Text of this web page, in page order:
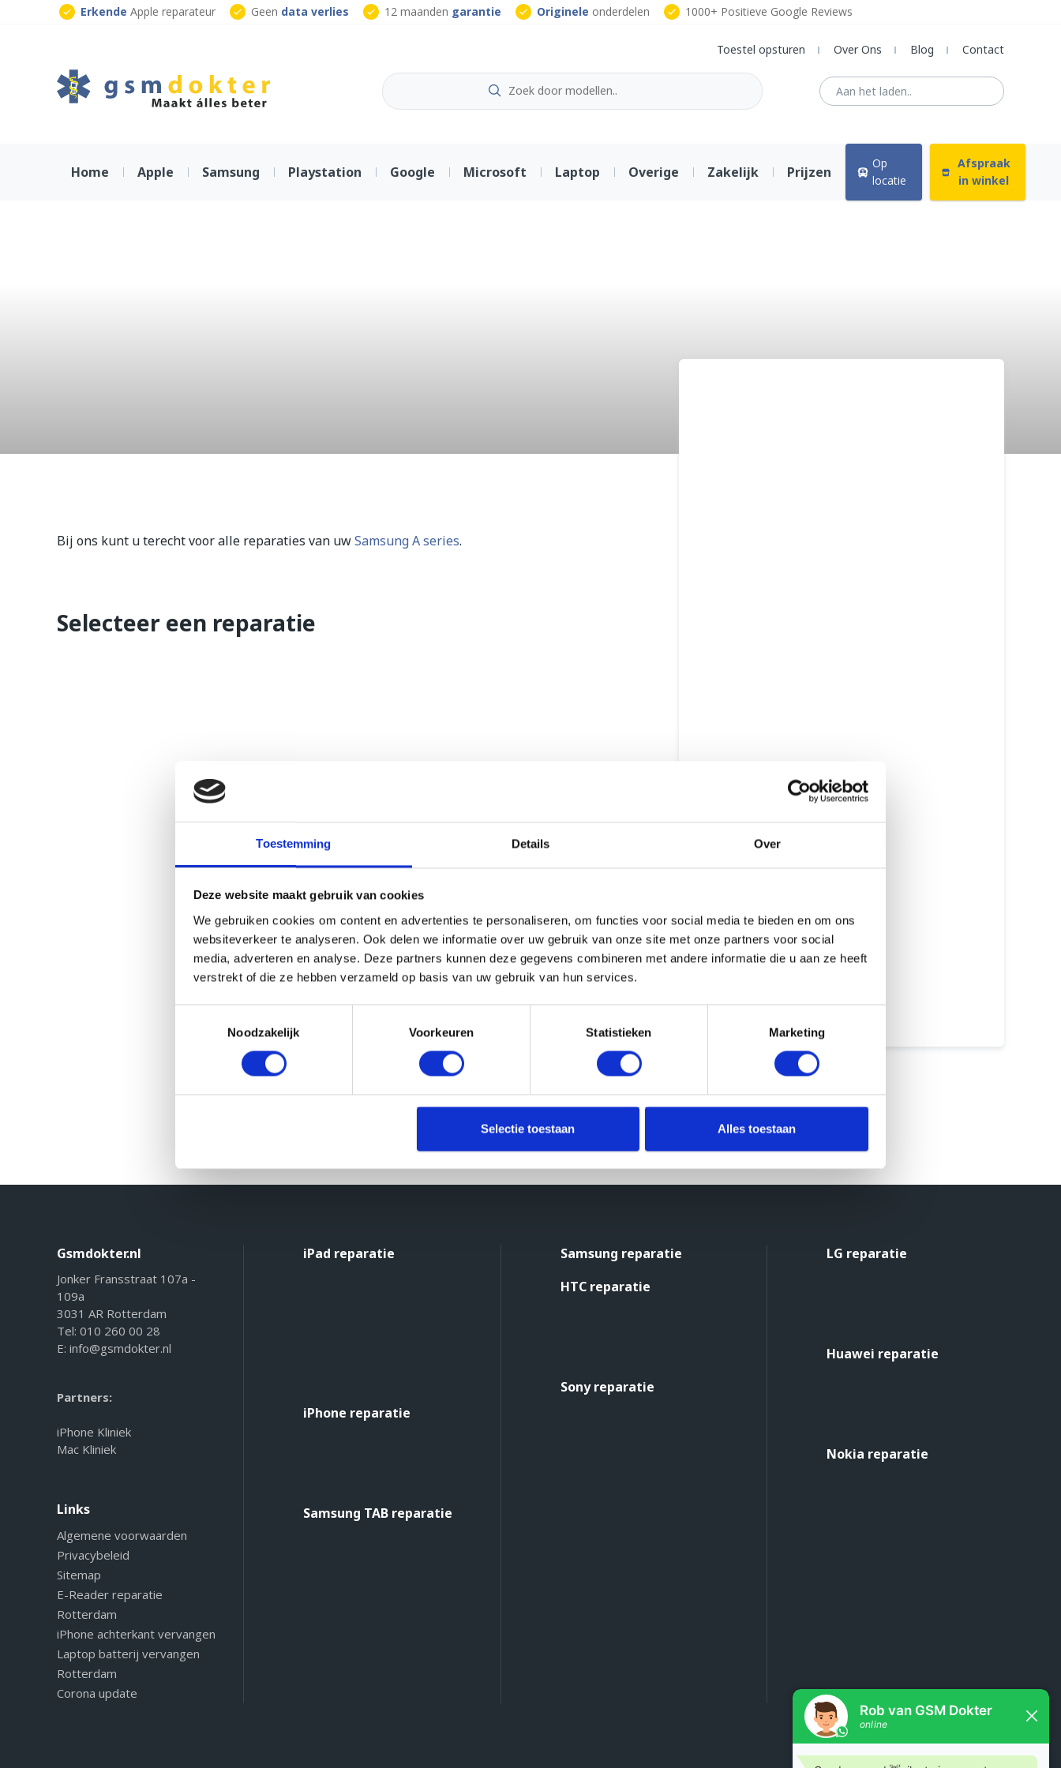
Toestemming Details Over
Deze website maakt gebruik van cookies
We gebruiken cookies om content en advertenties te personaliseren, om functies voor social media te bieden en om ons
websiteverkeer te analyseren. Ook delen we informatie over uw gebruik van onze site met onze partners voor social
media, adverteren en analyse. Deze partners kunnen deze gegevens combineren met andere informatie die u aan ze heeft
verstrekt of die ze hebben verzameld op basis van uw gebruik van hun services.
Noodzakelijk
Voorkeuren Statistieken Marketing
Selectie toestaan Alles toestaan
Erkende Apple reparateur Geen data verlies 12 maanden garantie Originele onderdelen
1000+ Positieve Google Reviews
Toestel opsturen
Over Ons Blog Contact
Home Apple Samsung Playstation Google Microsoft Laptop Overige Zakelijk Prijzen
Op
locatie
Afspraak
in winkel
Gecertificeerde monteurs
GEEN data verlies
Beste prijs garantie
12 maanden garantie
Bij ons kunt u terecht voor alle reparaties van uwSamsung A series.
Selecteer een reparatie
Gsmdokter.nl
Jonker Fransstraat 107a -
109a
3031 AR Rotterdam
Tel: 010 260 00 28
E: info@gsmdokter.nl
Partners:
iPhone Kliniek
Mac Kliniek
Links
Algemene voorwaarden
Privacybeleid
Sitemap
E-Reader reparatie
Rotterdam
iPhone achterkant vervangen
Laptop batterij vervangen
Rotterdam
Corona update
iPad reparatie
iPhone reparatie
Samsung TAB reparatie
Samsung reparatie
HTC reparatie
Sony reparatie
LG reparatie
Huawei reparatie
Nokia reparatie